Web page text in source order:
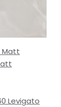
Matt
Levigato